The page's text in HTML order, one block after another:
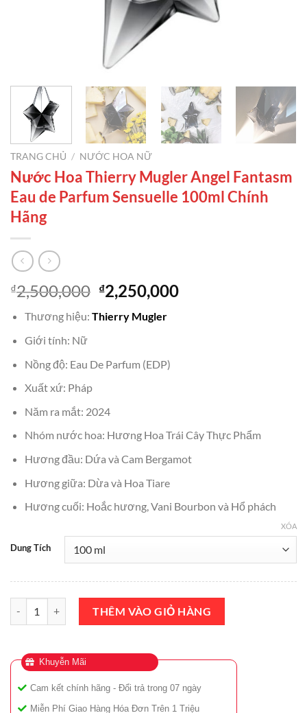
TRANG CHỦ / NƯỚC HOA NỮ
Nước Hoa Thierry Mugler Angel Fantasm
Eau de Parfum Sensuelle 100ml Chính
Hãng
₫2,500,000 Giá
gốc
là:
₫2,250,000Giá
Thương hiệu: Thierry Mugler
Giới tính: Nữ
Nồng độ: Eau De Parfum (EDP)
Xuất xứ: Pháp
Năm ra mắt: 2024
Nhóm nước hoa: Hương Hoa Trái Cây Thực Phẩm
Hương đầu: Dứa và Cam Bergamot
Hương giữa: Dừa và Hoa Tiare
Hương cuối: Hoắc hương, Vani Bourbon và Hổ phách
Dung Tích
XÓA
Nước Hoa Thierry Mugler Angel Fantasm Eau de Parfum Sensuelle
THÊM VÀO GIỎ HÀNG
Khuyễn Mãi
Cam kết chính hãng - Đổi trả trong 07 ngày
Miễn Phí Giao Hàng Hóa Đơn Trên 1 Triệu